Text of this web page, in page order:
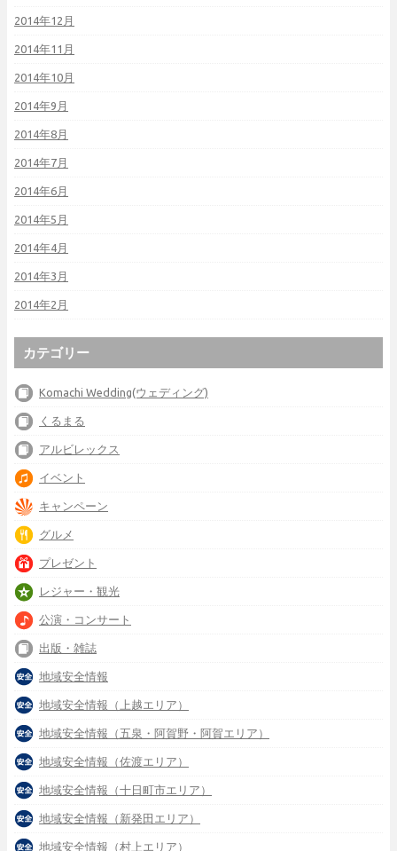
2014年12月
2014年11月
2014年10月
2014年9月
2014年8月
2014年7月
2014年6月
2014年5月
2014年4月
2014年3月
2014年2月
カテゴリー
Komachi Wedding(ウェディング)
くるまる
アルビレックス
イベント
キャンペーン
グルメ
プレゼント
レジャー・観光
公演・コンサート
出版・雑誌
地域安全情報
地域安全情報（上越エリア）
地域安全情報（五泉・阿賀野・阿賀エリア）
地域安全情報（佐渡エリア）
地域安全情報（十日町市エリア）
地域安全情報（新発田エリア）
地域安全情報（村上エリア）